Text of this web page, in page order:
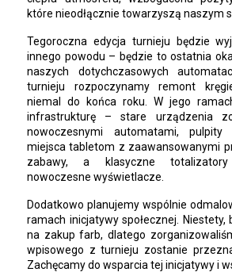
które nieodłącznie towarzyszą naszym
Tegoroczna edycja turnieju będzie
innego powodu – będzie to ostatnia
naszych dotychczasowych
turnieju rozpoczynamy remont
niemal do końca roku. W jego
infrastrukturę – stare urządzenia
nowoczesnymi automatami, pulpity
miejsca tabletom z zaawansowanymi
zabawy, a klasyczne
nowoczesne wyświetlacze.
Dodatkowo planujemy wspólnie
ramach inicjatywy społecznej. Niestety,
na zakup farb, dlatego
wpisowego z turnieju zostanie
Zachęcamy do wsparcia tej inicjatywy i